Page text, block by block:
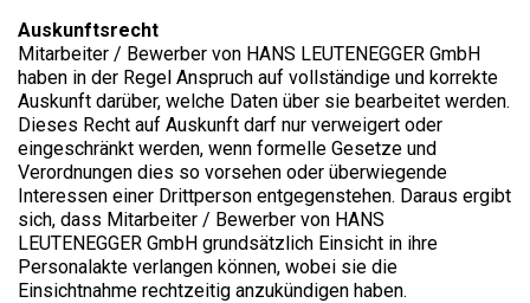
Auskunftsrecht
Mitarbeiter / Bewerber von HANS LEUTENEGGER GmbH
haben in der Regel Anspruch auf vollständige und korrekte
Auskunft darüber, welche Daten über sie bearbeitet werden.
Dieses Recht auf Auskunft darf nur verweigert oder
eingeschränkt werden, wenn formelle Gesetze und
Verordnungen dies so vorsehen oder überwiegende
Interessen einer Drittperson entgegenstehen. Daraus ergibt
sich, dass Mitarbeiter / Bewerber von HANS
LEUTENEGGER GmbH grundsätzlich Einsicht in ihre
Personalakte verlangen können, wobei sie die
Einsichtnahme rechtzeitig anzukündigen haben.